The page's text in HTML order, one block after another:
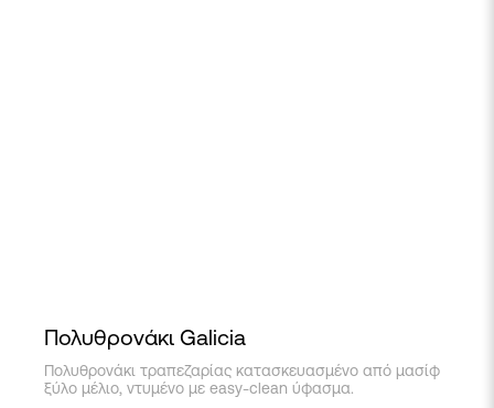
Πολυθρονάκι Galicia
Πολυθρονάκι τραπεζαρίας κατασκευασμένο από μασίφ
ξύλο μέλιο, ντυμένο με easy-clean ύφασμα.